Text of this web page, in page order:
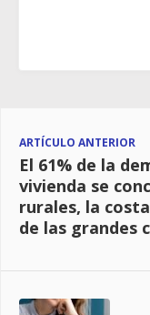
ARTÍCULO ANTERIOR
El 61% de la
vivienda se
rurales, la
de las grandes